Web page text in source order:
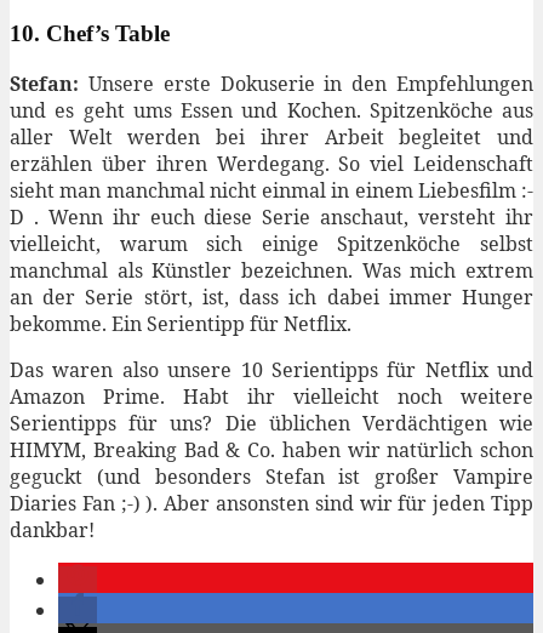
10. Chef’s Table
Stefan: Unsere erste Dokuserie in den Empfehlungen
und es geht ums Essen und Kochen. Spitzenköche aus
aller Welt werden bei ihrer Arbeit begleitet und
erzählen über ihren Werdegang. So viel Leidenschaft
sieht man manchmal nicht einmal in einem Liebesfilm :-
D . Wenn ihr euch diese Serie anschaut, versteht ihr
vielleicht, warum sich einige Spitzenköche selbst
manchmal als Künstler bezeichnen. Was mich extrem
an der Serie stört, ist, dass ich dabei immer Hunger
bekomme. Ein Serientipp für Netflix.
Das waren also unsere 10 Serientipps für Netflix und
Amazon Prime. Habt ihr vielleicht noch weitere
Serientipps für uns? Die üblichen Verdächtigen wie
HIMYM, Breaking Bad & Co. haben wir natürlich schon
geguckt (und besonders Stefan ist großer Vampire
Diaries Fan ;-) ). Aber ansonsten sind wir für jeden Tipp
dankbar!